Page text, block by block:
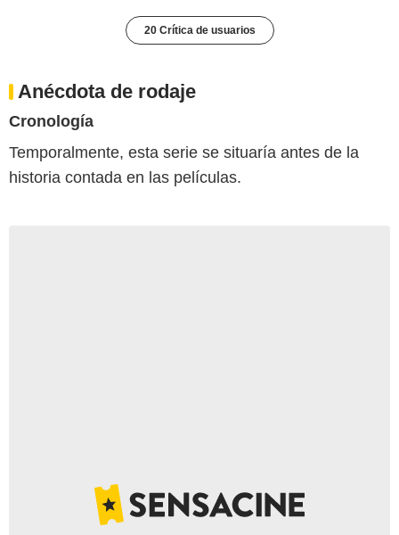
20 Crítica de usuarios
Anécdota de rodaje
Cronología
Temporalmente, esta serie se situaría antes de la
historia contada en las películas.